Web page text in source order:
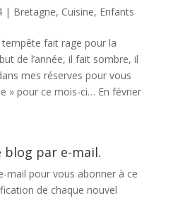
| Bretagne, Cuisine, Enfants
fait rage pour la
de l’année, il fait sombre, il
mes réserves pour vous
» pour ce mois-ci… En février
blog par e-mail.
mail pour vous abonner à ce
de chaque nouvel